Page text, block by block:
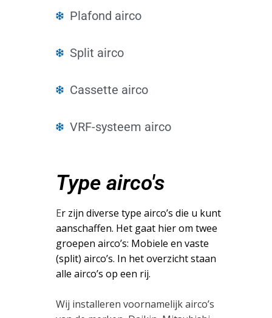
Plafond airco
Split airco
Cassette airco
VRF-systeem airco
Type airco's
Er zijn diverse type airco’s die u kunt
aanschaffen. Het gaat hier om twee
groepen airco’s: Mobiele en vaste
(split) airco’s. In het overzicht staan
alle airco’s op een rij.
Wij installeren voornamelijk airco’s